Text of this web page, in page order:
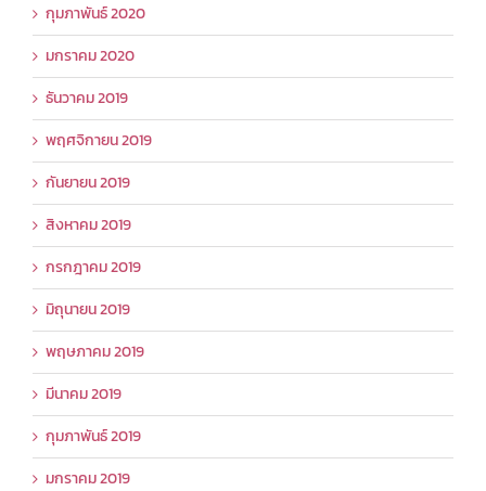
กุมภาพันธ์ 2020
มกราคม 2020
ธันวาคม 2019
พฤศจิกายน 2019
กันยายน 2019
สิงหาคม 2019
กรกฎาคม 2019
มิถุนายน 2019
พฤษภาคม 2019
มีนาคม 2019
กุมภาพันธ์ 2019
มกราคม 2019